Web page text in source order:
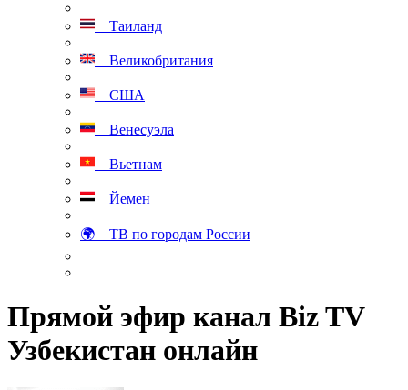
Таиланд
Великобритания
США
Венесуэла
Вьетнам
Йемен
🌍 ТВ по городам России
Прямой эфир канал Biz TV
Узбекистан онлайн